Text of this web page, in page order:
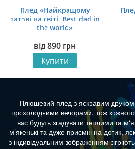
Плед «Найкращому
татові на світі. Best dad in
the world»
від890 грн
Купити
Плюшевий плед з яскравим друком
прохолодними вечорами, тож кожного
вас будуть згадувати теплими та
м’якенькі та дуже приємні на дотик,
з індивідуальним зображенням